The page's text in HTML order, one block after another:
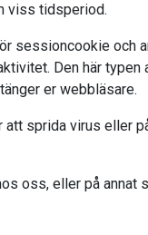
viss tidsperiod.
sessioncookie och
Den här
er webbläsare.
att sprida virus eller
oss, eller på annat